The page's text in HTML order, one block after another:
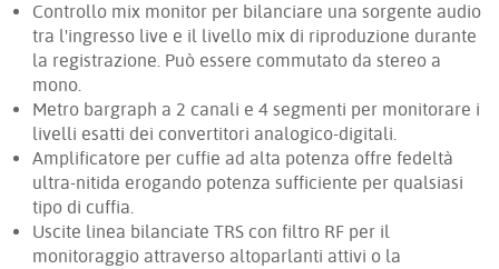
Controllo mix monitor per bilanciare una sorgente audio
tra l'ingresso live e il livello mix di riproduzione durante
la registrazione. Può essere commutato da stereo a
mono.
Metro bargraph a 2 canali e 4 segmenti per monitorare i
livelli esatti dei convertitori analogico-digitali.
Amplificatore per cuffie ad alta potenza offre fedeltà
ultra-nitida erogando potenza sufficiente per qualsiasi
tipo di cuffia.
Uscite linea bilanciate TRS con filtro RF per il
monitoraggio attraverso altoparlanti attivi o la